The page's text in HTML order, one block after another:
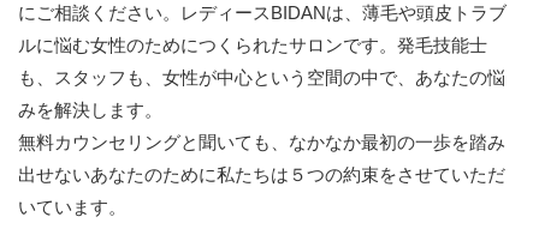
にご相談ください。レディースBIDANは、薄毛や頭皮トラブ
ルに悩む女性のためにつくられたサロンです。発毛技能士
も、スタッフも、女性が中心という空間の中で、あなたの悩
みを解決します。
無料カウンセリングと聞いても、なかなか最初の一歩を踏み
出せないあなたのために私たちは５つの約束をさせていただ
いています。